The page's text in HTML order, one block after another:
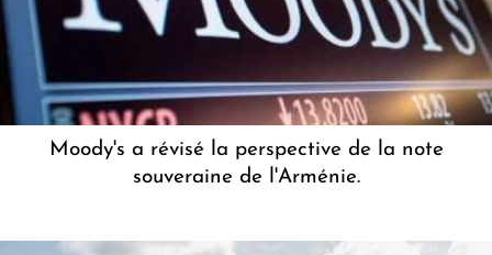
Moody's a révisé la perspective de la note
souveraine de l'Arménie.